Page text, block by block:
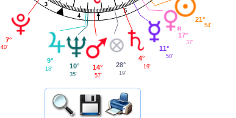
3
4
5
7°
40'
9°
18' 10°
35'
14°
57'
28°
19'
4°
19'
11°
50'
17°
37'
21°
54'